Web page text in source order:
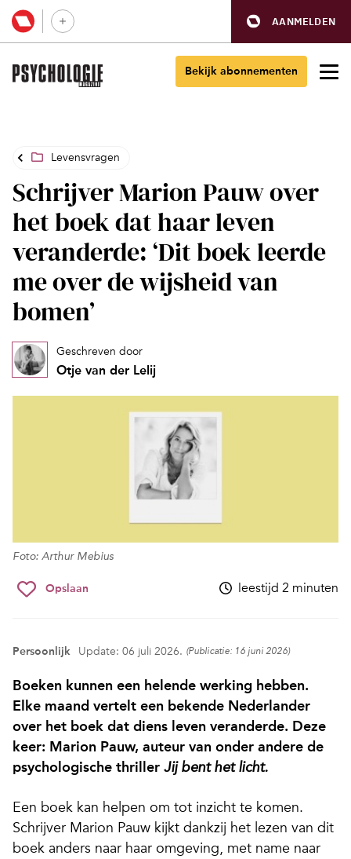
AANMELDEN
Bekijk abonnementen
Levensvragen
Schrijver Marion Pauw over
het boek dat haar leven
veranderde: ‘Dit boek leerde
me over de wijsheid van
bomen’
Geschreven door
Otje van der Lelij
Foto: Arthur Mebius
Opslaan leestijd 2 minuten
Persoonlijk Update: 06 juli 2026. (Publicatie: 16 juni 2026)
Boeken kunnen een helende werking hebben.
Elke maand vertelt een bekende Nederlander
over het boek dat diens leven veranderde. Deze
keer: Marion Pauw, auteur van onder andere de
psychologische thriller Jij bent het licht.
Een boek kan helpen om tot inzicht te komen.
Schrijver Marion Pauw kijkt dankzij het lezen van dit
boek anders naar haar omgeving, met name naar